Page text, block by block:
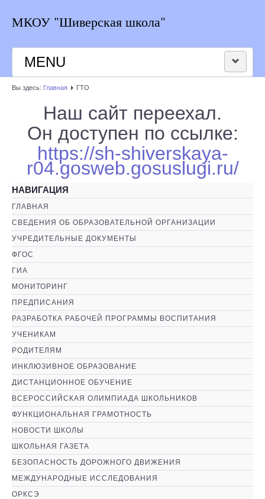
МКОУ "Шиверская школа"
MENU
НОВОСТИ ШКОЛЫ
РАСПИСАНИЕ
КОНТАКТЫ
ВЕРСИЯ ДЛЯ СЛАБОВИДЯЩИХ
Вы здесь: Главная ГТО
Наш сайт переехал.
Он доступен по ссылке:
https://sh-shiverskaya-
r04.gosweb.gosuslugi.ru/
НАВИГАЦИЯ
ГЛАВНАЯ
СВЕДЕНИЯ ОБ ОБРАЗОВАТЕЛЬНОЙ ОРГАНИЗАЦИИ
УЧРЕДИТЕЛЬНЫЕ ДОКУМЕНТЫ
ФГОС
ГИА
МОНИТОРИНГ
ПРЕДПИСАНИЯ
РАЗРАБОТКА РАБОЧЕЙ ПРОГРАММЫ ВОСПИТАНИЯ
УЧЕНИКАМ
РОДИТЕЛЯМ
ИНКЛЮЗИВНОЕ ОБРАЗОВАНИЕ
ДИСТАНЦИОННОЕ ОБУЧЕНИЕ
ВСЕРОССИЙСКАЯ ОЛИМПИАДА ШКОЛЬНИКОВ
ФУНКЦИОНАЛЬНАЯ ГРАМОТНОСТЬ
НОВОСТИ ШКОЛЫ
ШКОЛЬНАЯ ГАЗЕТА
БЕЗОПАСНОСТЬ ДОРОЖНОГО ДВИЖЕНИЯ
МЕЖДУНАРОДНЫЕ ИССЛЕДОВАНИЯ
ОРКСЭ